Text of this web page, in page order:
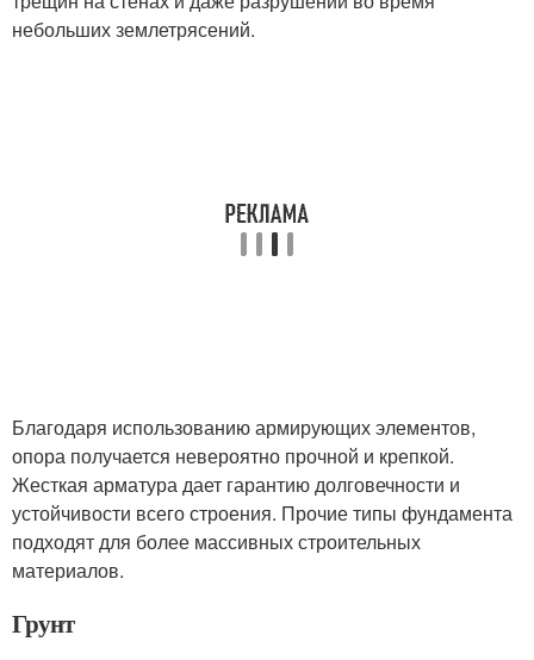
небольших землетрясений.
Благодаря использованию армирующих элементов,
опора получается невероятно прочной и крепкой.
Жесткая арматура дает гарантию долговечности и
устойчивости всего строения. Прочие типы фундамента
подходят для более массивных строительных
материалов.
Грунт